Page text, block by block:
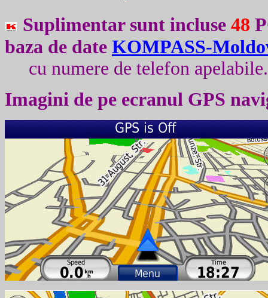
Suplimentar sunt incluse 48
baza de date KOMPASS-
cu numere de telefon apelabile
Imagini de pe ecranul GPS